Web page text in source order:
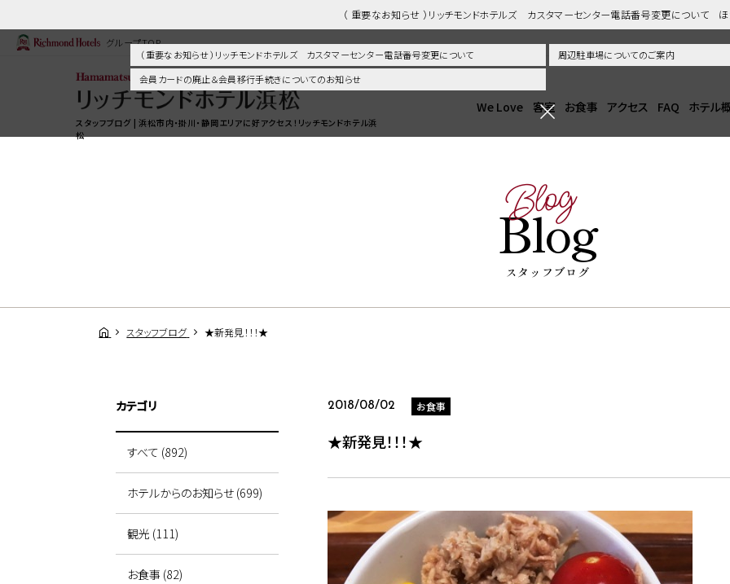
（ 重要なお知らせ ）リッチモンドホテルズ カスタマーセンター電話番号変更について
（ 重要なお知らせ ）リッチモンドホテルズ カスタマーセンター電話番号変更について
周辺駐車場についてのご案内
会員カードの廃止＆会員移行手続きについてのお知らせ
グループTOP
スタッフブログ | 浜松市内・掛川・静岡エリアに好アクセス！リッチモンドホテル浜
松
We Love 客室 お食事 アクセス FAQ ホテル
Blog
Blog
スタッフブログ
スタッフブログ ★新発見！！！★
2018/08/02 お食事
★新発見！！！★
カテゴリ
すべて (892)
ホテルからのお知らせ (699)
観光 (111)
お食事 (82)